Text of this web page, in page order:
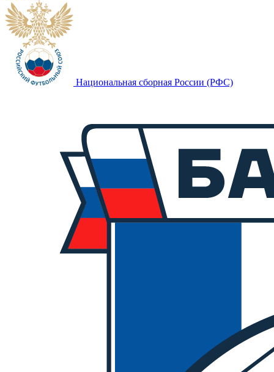
Национальная сборная России (РФС)